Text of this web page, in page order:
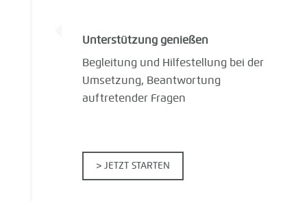
Unterstützung genießen
Begleitung und Hilfestellung bei der
Umsetzung, Beantwortung
auftretender Fragen
> JETZT STARTEN